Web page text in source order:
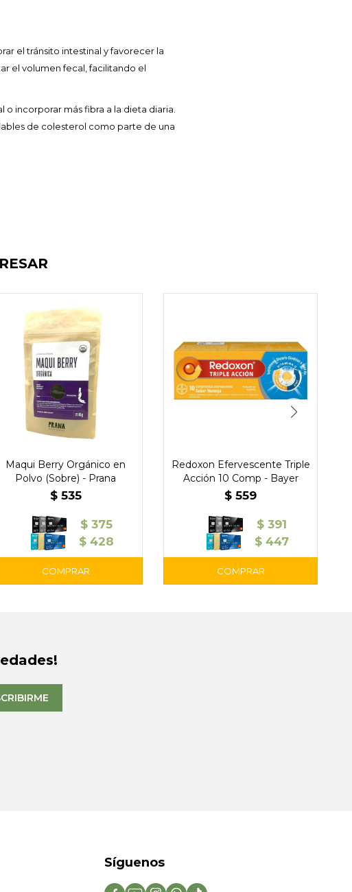
el tránsito intestinal y favorecer la
el volumen fecal, facilitando el
incorporar más fibra a la dieta diaria.
de colesterol como parte de una
Maqui Berry Orgánico en
Polvo (Sobre) - Prana
$ 535
$ 375
$ 428
Redoxon Efervescente Triple
Acción 10 Comp - Bayer
$ 559
$ 391
$ 447
Síguenos